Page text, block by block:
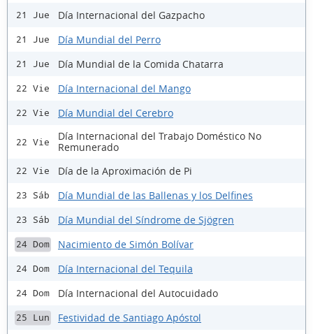
21 Jue Día Internacional del Gazpacho
21 Jue Día Mundial del Perro
21 Jue Día Mundial de la Comida Chatarra
22 Vie Día Internacional del Mango
22 Vie Día Mundial del Cerebro
22 Vie
Día Internacional del Trabajo Doméstico No
Remunerado
22 Vie Día de la Aproximación de Pi
23 Sáb Día Mundial de las Ballenas y los Delfines
23 Sáb Día Mundial del Síndrome de Sjögren
24 Dom Nacimiento de Simón Bolívar
24 Dom Día Internacional del Tequila
24 Dom Día Internacional del Autocuidado
25 Lun Festividad de Santiago Apóstol